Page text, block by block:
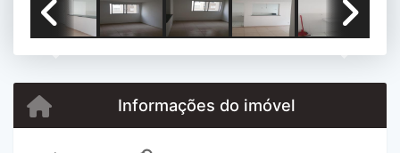
Informações do imóvel